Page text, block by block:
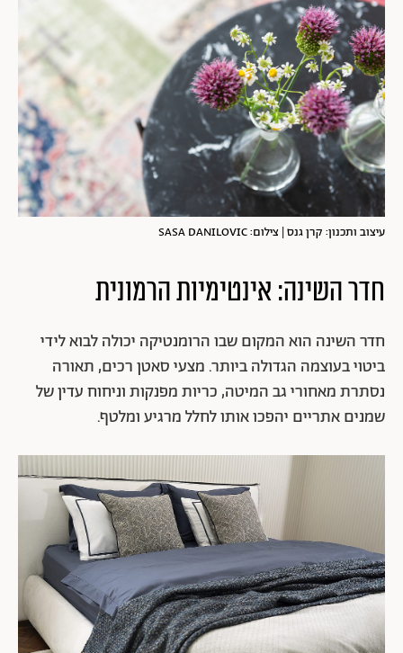
עיצוב ותכנון: קרן גנס | צילום: SASA DANILOVIC
חדר השינה: אינטימיות הרמונית
חדר השינה הוא המקום שבו הרומנטיקה יכולה לבוא לידי
ביטוי בעוצמה הגדולה ביותר. מצעי סאטן רכים, תאורה
נסתרת מאחורי גב המיטה, כריות מפנקות וניחוח עדין של
שמנים אתריים יהפכו אותו לחלל מרגיע ומלטף.